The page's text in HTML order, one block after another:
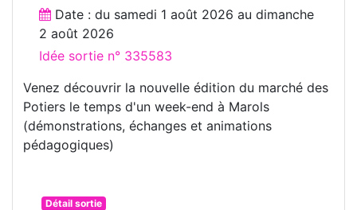
Date : du samedi 1 août 2026 au dimanche
2 août 2026
Idée sortie n° 335583
Venez découvrir la nouvelle édition du marché des
Potiers le temps d'un week-end à Marols
(démonstrations, échanges et animations
pédagogiques)
Détail sortie